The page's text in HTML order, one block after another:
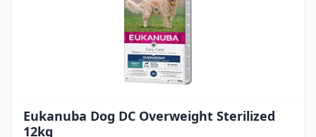
Eukanuba Dog DC Overweight Sterilized
12kg